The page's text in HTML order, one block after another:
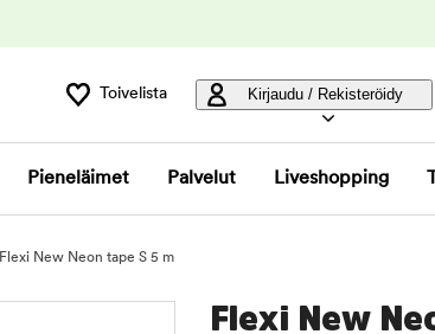
Toivelista Kirjaudu / Rekisteröidy
Pieneläimet Palvelut Liveshopping
Flexi New Neon tape S 5 m
Flexi New